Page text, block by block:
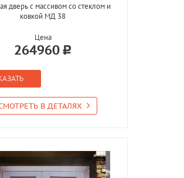
дверь с массивом со стеклом и
ковкой МД 38
Цена
264960
В ДЕТАЛЯХ